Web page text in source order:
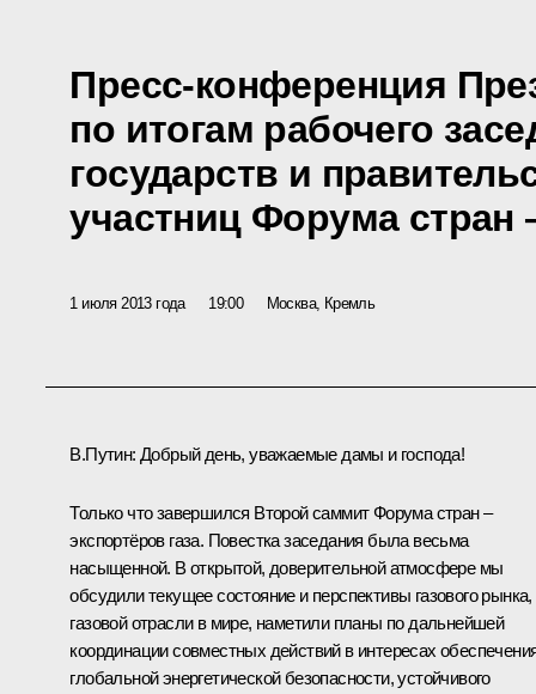
Пресс-конференция
по итогам рабочего
государств и
участниц Форума стран
1 июля 2013 года 19:00 Москва, Кремль
В.Путин: Добрый день, уважаемые дамы и господа!
Только что завершился Второй саммит Форума стран –
экспортёров газа. Повестка заседания была весьма
насыщенной. В открытой, доверительной атмосфере мы
обсудили текущее состояние и перспективы газового рынка,
газовой отрасли в мире, наметили планы по дальнейшей
координации совместных действий в интересах
глобальной энергетической безопасности, устойчивого